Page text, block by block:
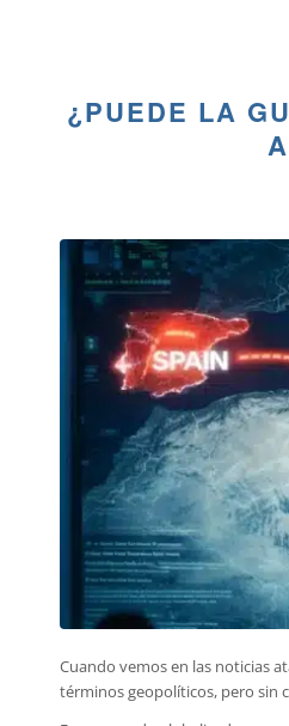
¿PUEDE LA
Cuando vemos en las noticias
términos geopolíticos, pero sin